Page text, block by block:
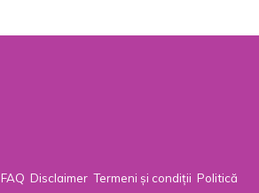
FAQ Disclaimer Termeni și condiții Politică